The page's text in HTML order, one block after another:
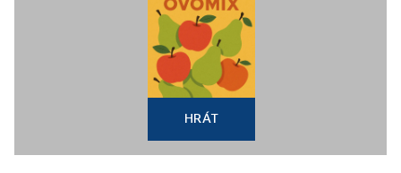
HRÁT